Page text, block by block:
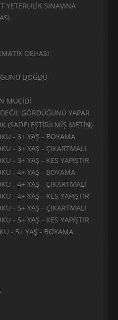
YETERLİLİK SINAVINA
DEHASI
DOĞDU
MUCİDİ
GÖRDÜĞÜNÜ YAPAR
(SADELEŞTİRİLMİŞ METİN)
- 3+ YAŞ - BOYAMA
- 3+ YAŞ - ÇIKARTMALI
- 3+ YAŞ - KES YAPIŞTIR
- 4+ YAŞ - BOYAMA
- 4+ YAŞ - ÇIKARTMALI
- 4+ YAŞ - KES YAPIŞTIR
- 5+ YAŞ - ÇIKARTMALI
- 5+ YAŞ - KES YAPIŞTIR
- 5+ YAŞ - BOYAMA